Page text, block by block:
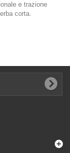
e trazione
corta.